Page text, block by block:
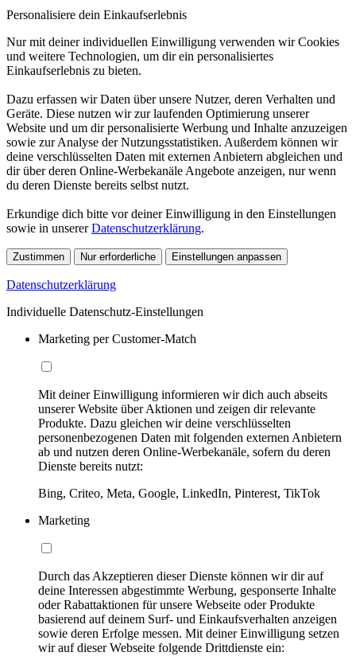
Personalisiere dein Einkaufserlebnis
Nur mit deiner individuellen Einwilligung verwenden wir Cookies
und weitere Technologien, um dir ein personalisiertes
Einkaufserlebnis zu bieten.
Dazu erfassen wir Daten über unsere Nutzer, deren Verhalten und
Geräte. Diese nutzen wir zur laufenden Optimierung unserer
Website und um dir personalisierte Werbung und Inhalte anzuzeigen
sowie zur Analyse der Nutzungsstatistiken. Außerdem können wir
deine verschlüsselten Daten mit externen Anbietern abgleichen und
dir über deren Online-Werbekanäle Angebote anzeigen, nur wenn
du deren Dienste bereits selbst nutzt.
Erkundige dich bitte vor deiner Einwilligung in den Einstellungen
sowie in unsererDatenschutzerklärung.
Zustimmen Nur erforderliche Einstellungen anpassen
Datenschutzerklärung
Individuelle Datenschutz-Einstellungen
Marketing per Customer-Match
Mit deiner Einwilligung informieren wir dich auch abseits
unserer Website über Aktionen und zeigen dir relevante
Produkte. Dazu gleichen wir deine verschlüsselten
personenbezogenen Daten mit folgenden externen Anbietern
ab und nutzen deren Online-Werbekanäle, sofern du deren
Dienste bereits nutzt:
Bing, Criteo, Meta, Google, LinkedIn, Pinterest, TikTok
Marketing
Durch das Akzeptieren dieser Dienste können wir dir auf
deine Interessen abgestimmte Werbung, gesponserte Inhalte
oder Rabattaktionen für unsere Webseite oder Produkte
basierend auf deinem Surf- und Einkaufsverhalten anzeigen
sowie deren Erfolge messen. Mit deiner Einwilligung setzen
wir auf dieser Webseite folgende Drittdienste ein: